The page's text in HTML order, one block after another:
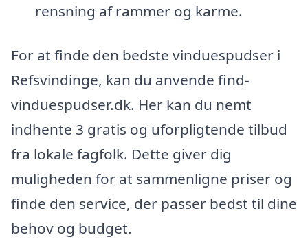
rensning af rammer og karme.
For at finde den bedste vinduespudser i
Refsvindinge, kan du anvende find-
vinduespudser.dk. Her kan du nemt
indhente 3 gratis og uforpligtende tilbud
fra lokale fagfolk. Dette giver dig
muligheden for at sammenligne priser og
finde den service, der passer bedst til dine
behov og budget.